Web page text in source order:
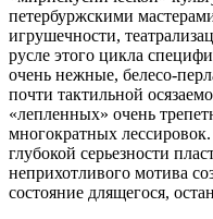
петербуржскими
игрушечности,
русле этого цикла
очень нежные, белесо-
почти тактильной
«лепленных» очень
многократных
глубокой серьезности
неприхотливого мотива
состояние длящегося,